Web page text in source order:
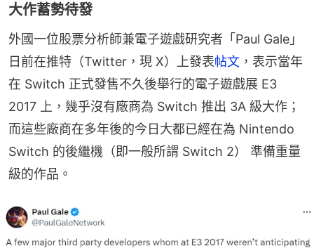
大作蓄勢待發
外國一位股票分析師兼電子遊戲研究者「Paul Gale」
日前在推特（Twitter，現 X）上發表帖文 ，表示當年
在 Switch 正式發售不久後舉行的電子遊戲展 E3
2017 上，幾乎沒有廠商為 Switch 推出 3A 級大作；
而這些廠商在多年後的今日大都已經在為 Nintendo
Switch 的後繼機（即一般所謂 Switch 2） 準備重量
級的作品。